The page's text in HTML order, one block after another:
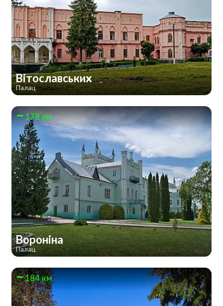
Вітославських
Палац
178 км
Вороніна
Палац
184 км